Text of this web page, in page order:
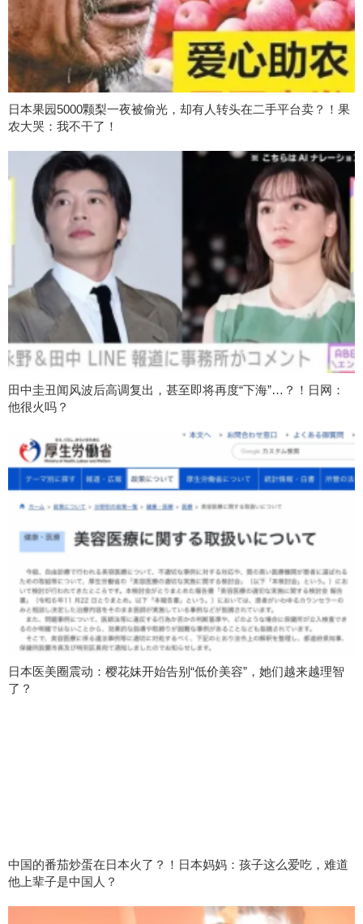
日本果园5000颗梨一夜被偷光，却有人转头在二手平台卖？！果
农大哭：我不干了！
田中圭丑闻风波后高调复出，甚至即将再度“下海”…？！日网：
他很火吗？
日本医美圈震动：樱花妹开始告别“低价美容”，她们越来越理智
了？
中国的番茄炒蛋在日本火了？！日本妈妈：孩子这么爱吃，难道
他上辈子是中国人？